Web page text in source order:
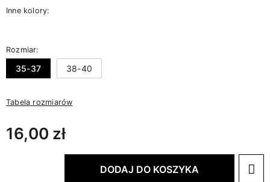
Inne kolory:
Rozmiar:
35-37 38-40
Tabela rozmiarów
16,00 zł
DODAJ DO KOSZYKA